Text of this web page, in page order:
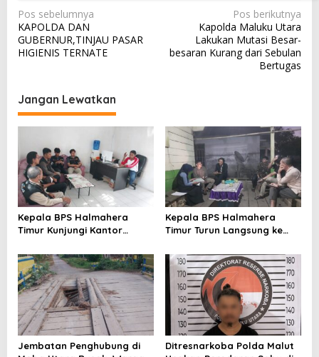
N
a
v
g
a
s
i
p
o
s
Pos sebelumnya
KAPOLDA DAN
GUBERNUR,TINJAU PASAR
HIGIENIS TERNATE
Pos berikutnya
Kapolda Maluku Utara
Lakukan Mutasi Besar-
besaran Kurang dari Sebulan
Bertugas
Jangan Lewatkan
Kepala BPS Halmahera
Timur Kunjungi Kantor
Percepat Pencacahan
SE2026
Kepala BPS Halmahera
Timur Turun Langsung ke
Pendataan Sensus Ekonomi
2026
Jembatan Penghubung di
Ditresnarkoba Polda Malut